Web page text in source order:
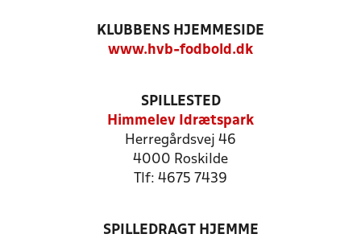
KLUBBENS HJEMMESIDE
www.hvb-fodbold.dk
SPILLESTED
Himmelev Idrætspark
Herregårdsvej 46
4000 Roskilde
Tlf: 4675 7439
SPILLEDRAGT HJEMME